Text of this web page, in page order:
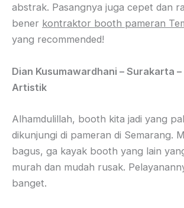
abstrak. Pasangnya juga cepet dan
bener kontraktor booth pameran
yang recommended!
Dian Kusumawardhani – Surakarta
Artistik
Alhamdulillah, booth kita jadi yang
dikunjungi di pameran di Semarang.
bagus, ga kayak booth yang lain
murah dan mudah rusak.
banget.